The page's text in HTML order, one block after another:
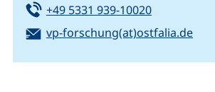
Tel:
+49 5331 939-10020(startet
E-Mail:
vp-forschung(at)ostfalia.de